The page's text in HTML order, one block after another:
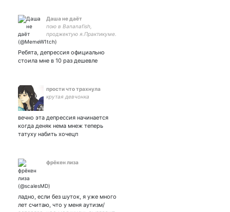
Даша не даёт
пою в Bananafish,
проджектую я.Практикуме.
Ребята, депрессия официально
стоила мне в 10 раз дешевле
прости что трахнула
крутая девчонка
вечно эта депрессия начинается
когда деняк нема мнеж теперь
татуху набить хочецп
фрёкен лиза
ладно, если без шуток, я уже много
лет считаю, что у меня аутизм/